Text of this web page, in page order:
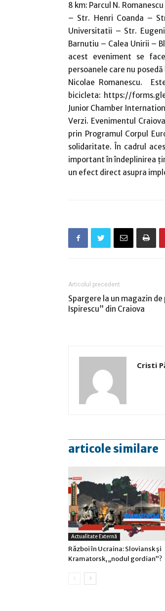
8 km: Parcul N.
– Str. Henri Coanda –
Universitatii – Str.
Barnutiu – Calea Unirii –
acest eveniment se
persoanele care nu
Nicolae Romanescu.
bicicleta: https://
Junior Chamber
Verzi. Evenimentul
prin Programul Corpul
solidaritate. În cadrul
important în îndeplinirea
un efect direct asupra
Articolul precedent
Spargere la un magazin
Ispirescu” din Craiova
Cristi
articole similare
Actualitate Externă
Război în Ucraina: Sloviansk şi
Kramatorsk, „nodul gordian”?